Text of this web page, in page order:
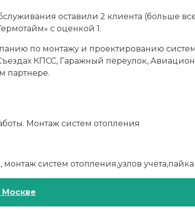
оставили 2 клиента (больше
с оценкой 1.
по монтажу и проектированию
КПСС, Гаражный переулок,
партнере.
систем отопления,узлов